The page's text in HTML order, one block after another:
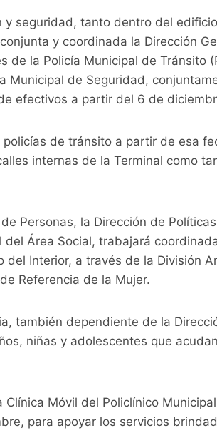
seguridad, tanto dentro del
y coordinada la Dirección
de la Policía Municipal de Tránsito
Municipal de Seguridad,
efectivos a partir del 6 de
de tránsito a partir de esa
internas de la Terminal como
Personas, la Dirección de
Área Social, trabajará
del Interior, a través de la División
Referencia de la Mujer.
también dependiente de la
niñas y adolescentes que
Móvil del Policlínico
para apoyar los servicios